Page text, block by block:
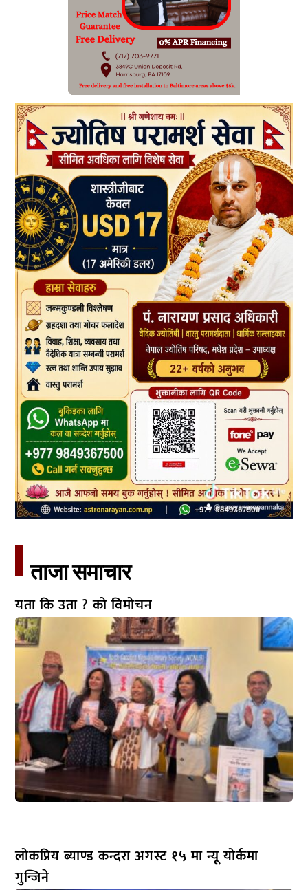
ताजा समाचार​
यता कि उता ? को विमोचन
लोकप्रिय ब्याण्ड कन्दरा अगस्ट १५ मा न्यू योर्कमा
गुन्जिने